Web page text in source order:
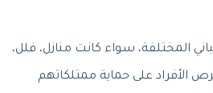
المختلفة، سواء كانت منازل، فلل،
الأفراد على حماية ممتلكاتهم